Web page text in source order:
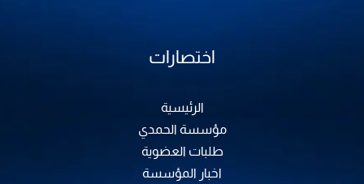
اختصارات
الرئيسية
مؤسسة الحمدي
طلبات العضوية
اخبار المؤسسة